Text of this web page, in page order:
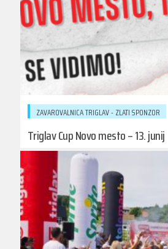
ZAVAROVALNICA TRIGLAV - ZLATI SPONZOR
Triglav Cup Novo mesto – 13. junij